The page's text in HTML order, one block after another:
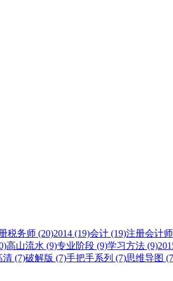
税务师 (20)2014 (19)会计 (19)注册会计
高山流水 (9)专业阶段 (9)学习方法 (9)
清 (7)破解版 (7)手把手系列 (7)思维导图